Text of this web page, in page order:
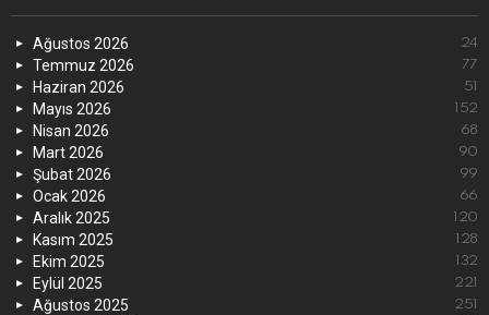
Ağustos 2026 24
Temmuz 2026 77
Haziran 2026 51
Mayıs 2026 152
Nisan 2026 68
Mart 2026 90
Şubat 2026 99
Ocak 2026 66
Aralık 2025 120
Kasım 2025 128
Ekim 2025 132
Eylül 2025 221
Ağustos 2025 251